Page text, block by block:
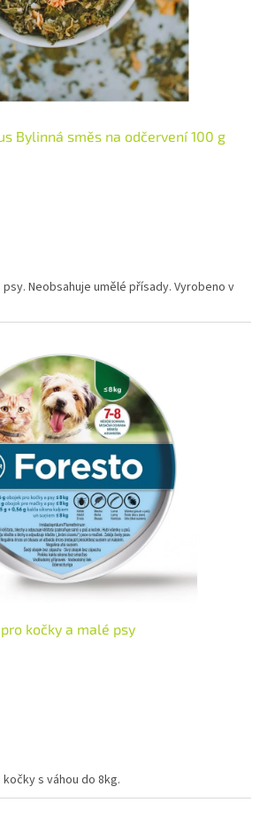
Bylinná směs na odčervení 100 g
Neobsahuje umělé přísady. Vyrobeno v
kočky a malé psy
s váhou do 8kg.